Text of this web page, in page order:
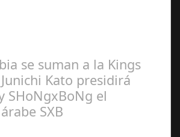
se suman a la Kings
Kato presidirá
SHoNgxBoNg el
SXB